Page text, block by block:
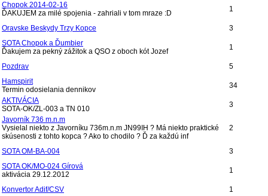
Chopok 2014-02-16
ĎAKUJEM za milé spojenia - zahriali v tom mraze :D
1
Oravske Beskydy Trzy Kopce
3
SOTA Chopok a Ďumbier
Ďakujem za pekný zážitok a QSO z oboch kót Jozef
1
Pozdrav
5
Hamspirit
Termin odosielania dennikov
34
AKTIVÁCIA
SOTA-OK/ZL-003 a TN 010
3
Javorník 736 m.n.m
Vysielal niekto z Javorníku 736m.n.m JN99IH ? Má niekto praktické
skúsenosti z tohto kopca ? Ako to chodilo ? Ď za každú inf
2
SOTA OM-BA-004
3
SOTA OK/MO-024 Gírová
aktivácia 29.12.2012
1
Konvertor Adif/CSV
1